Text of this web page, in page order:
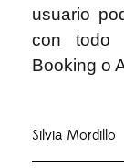
usuario
con todo
Booking o
Silvia Mordillo